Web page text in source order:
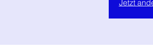
Jetzt